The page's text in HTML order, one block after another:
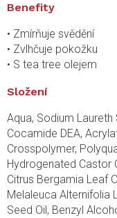
Benefity
• Zmírňuje svědění
• Zvlhčuje pokožku
• S tea tree olejem
Složení
Aqua, Sodium
Cocamide DEA,
Crosspolymer,
Hydrogenated Castor
Citrus Bergamia Leaf
Melaleuca Alternifolia
Seed Oil, Benzyl